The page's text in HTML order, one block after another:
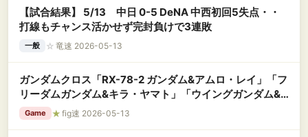
【試合結果】 5/13 中日 0-5 DeNA 中西初回5失点・・
打線もチャンス活かせず完封負けで3連敗
一般 ☆ 竜速 2026-05-13
ガンダムクロス「RX-78-2 ガンダム&アムロ・レイ」「フ
リーダムガンダム&キラ・ヤマト」「ウイングガンダム&
ヒイロ・ユイ」【発売決定】
Game ★ fig速 2026-05-13